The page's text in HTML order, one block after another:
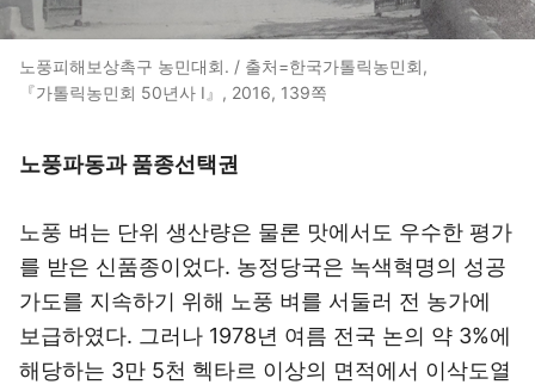
노풍피해보상촉구 농민대회. / 출처=한국가톨릭농민회,
『가톨릭농민회 50년사 Ⅰ』, 2016, 139쪽
노풍파동과 품종선택권
노풍 벼는 단위 생산량은 물론 맛에서도 우수한 평가
를 받은 신품종이었다. 농정당국은 녹색혁명의 성공
가도를 지속하기 위해 노풍 벼를 서둘러 전 농가에
보급하였다. 그러나 1978년 여름 전국 논의 약 3%에
해당하는 3만 5천 헥타르 이상의 면적에서 이삭도열